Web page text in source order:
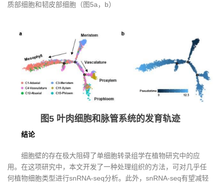
质部细胞和韧皮部细胞（图5a，b）
图5 叶肉细胞和脉管系统的发育轨迹
结论
细胞壁的存在极大阻碍了单细胞转录组学在植物研究中的应
用。在这项研究中，本文开发了一种处理组织的方法，可对几乎任
何植物细胞类型进行snRNA-seq分析。此外，snRNA-seq有望减轻